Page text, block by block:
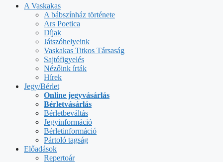
A Vaskakas
A bábszínház története
Ars Poetica
Díjak
Játszóhelyeink
Vaskakas Titkos Társaság
Sajtófigyelés
Nézőink írták
Hírek
Jegy/Bérlet
Online jegyvásárlás
Bérletvásárlás
Bérletbeváltás
Jegyinformáció
Bérletinformáció
Pártoló tagság
Előadások
Repertoár